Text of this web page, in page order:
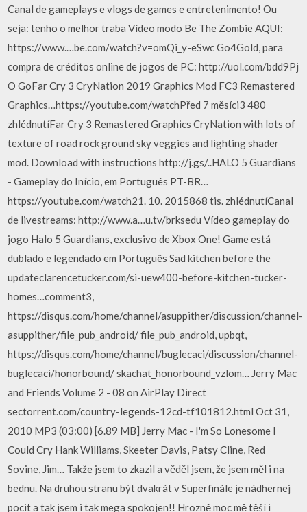
Canal de gameplays e vlogs de games e entretenimento! Ou
seja: tenho o melhor traba Vídeo modo Be The Zombie AQUI:
https://www.…be.com/watch?v=omQi_y-eSwc Go4Gold, para
compra de créditos online de jogos de PC: http://uol.com/bdd9Pj
O GoFar Cry 3 CryNation 2019 Graphics Mod FC3 Remastered
Graphics…https://youtube.com/watchPřed 7 měsíci3 480
zhlédnutíFar Cry 3 Remastered Graphics CryNation with lots of
texture of road rock ground sky veggies and lighting shader
mod. Download with instructions http://j.gs/..HALO 5 Guardians
- Gameplay do Início, em Português PT-BR…
https://youtube.com/watch21. 10. 2015868 tis. zhlédnutíCanal
de livestreams: http://www.a…u.tv/brksedu Vídeo gameplay do
jogo Halo 5 Guardians, exclusivo de Xbox One! Game está
dublado e legendado em Português Sad kitchen before the
updateclarencetucker.com/si-uew400-before-kitchen-tucker-
homes…comment3,
https://disqus.com/home/channel/asuppither/discussion/channel-
asuppither/file_pub_android/ file_pub_android, upbqt,
https://disqus.com/home/channel/buglecaci/discussion/channel-
buglecaci/honorbound/ skachat_honorbound_vzlom… Jerry Mac
and Friends Volume 2 - 08 on AirPlay Direct
sectorrent.com/country-legends-12cd-tf101812.html Oct 31,
2010 MP3 (03:00) [6.89 MB] Jerry Mac - I'm So Lonesome I
Could Cry Hank Williams, Skeeter Davis, Patsy Cline, Red
Sovine, Jim… Takže jsem to zkazil a věděl jsem, že jsem měl i na
bednu. Na druhou stranu být dvakrát v Superfinále je nádhernej
pocit a tak jsem i tak mega spokojen!! Hrozně moc mě těší i